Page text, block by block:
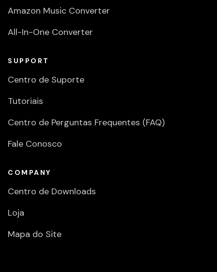
Amazon Music Converter
All-In-One Converter
SUPPORT
Centro de Suporte
Tutoriais
Centro de Perguntas Frequentes (FAQ)
Fale Conosco
COMPANY
Centro de Downloads
Loja
Mapa do Site